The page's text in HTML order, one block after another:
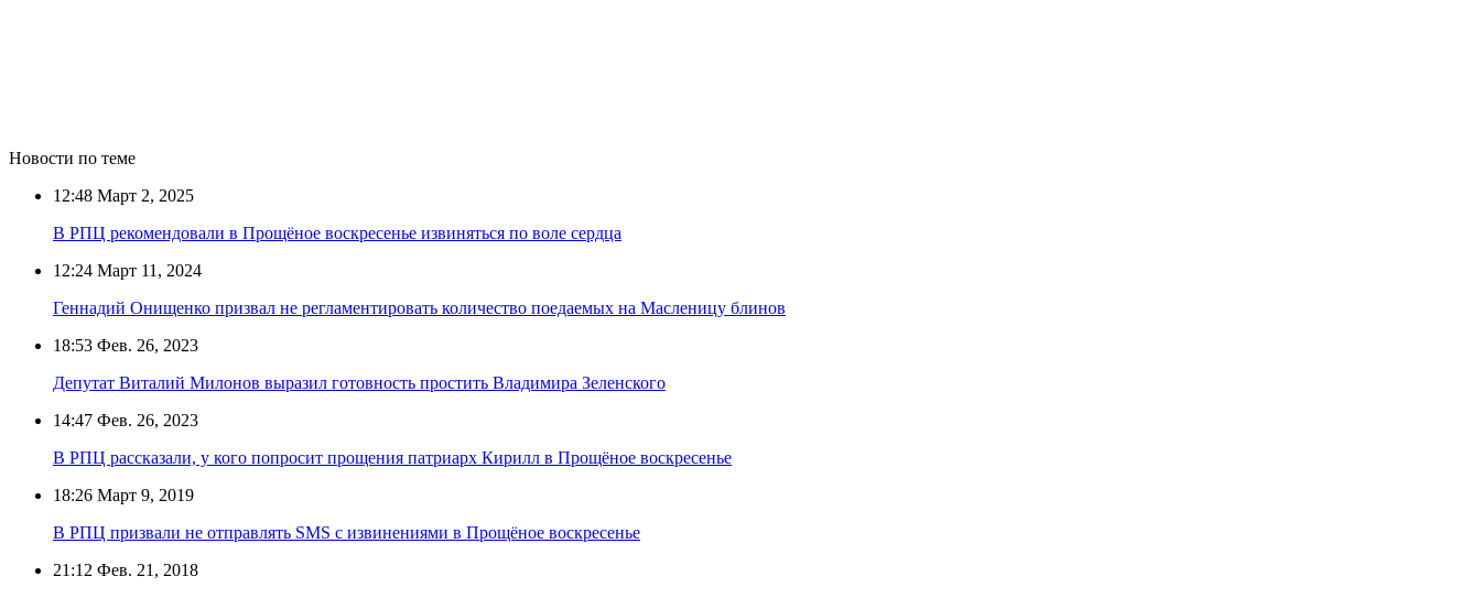
Новости по теме
12:48 Март 2, 2025
В РПЦ рекомендовали в Прощёное воскресенье извиняться по воле сердца
12:24 Март 11, 2024
Геннадий Онищенко призвал не регламентировать количество поедаемых на Масленицу блинов
18:53 Фев. 26, 2023
Депутат Виталий Милонов выразил готовность простить Владимира Зеленского
14:47 Фев. 26, 2023
В РПЦ рассказали, у кого попросит прощения патриарх Кирилл в Прощёное воскресенье
18:26 Март 9, 2019
В РПЦ призвали не отправлять SMS с извинениями в Прощёное воскресенье
21:12 Фев. 21, 2018